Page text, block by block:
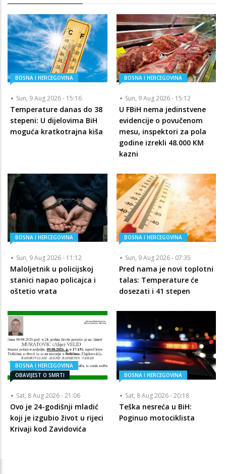
BOSNA I HERCEGOVINA
Sun, 9 Aug 2026 - 15:16
Temperature danas do 38
stepeni: U dijelovima BiH
moguća kratkotrajna kiša
BOSNA I HERCEGOVINA
Sun, 9 Aug 2026 - 15:12
U FBiH nema jedinstvene
evidencije o povučenom
mesu, inspektori za pola
godine izrekli 48.000 KM
kazni
BOSNA I HERCEGOVINA
Sun, 9 Aug 2026 - 11:12
Maloljetnik u policijskoj
stanici napao policajca i
oštetio vrata
BOSNA I HERCEGOVINA
Sun, 9 Aug 2026 - 07:35
Pred nama je novi toplotni
talas: Temperature će
dosezati i 41 stepen
BOSNA I HERCEGOVINA
OBAVIJEST O SMRTI
Sat, 8 Aug 2026 - 21:06
Ovo je 24-godišnji mladić
koji je izgubio život u rijeci
Krivaji kod Zavidovića
BOSNA I HERCEGOVINA
Sat, 8 Aug 2026 - 20:18
Teška nesreća u BiH:
Poginuo motociklista